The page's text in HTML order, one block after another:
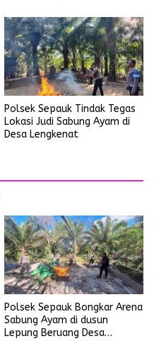
Polsek Sepauk Tindak Tegas
Lokasi Judi Sabung Ayam di
Desa Lengkenat
Polsek Sepauk Bongkar Arena
Sabung Ayam di dusun
Lepung Beruang Desa